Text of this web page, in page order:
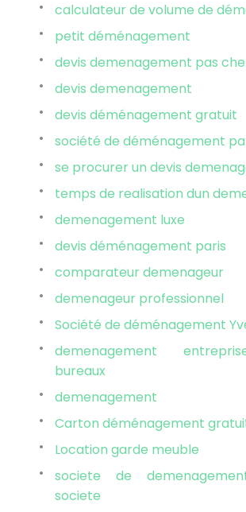
calculateur de volume de
petit déménagement
devis demenagement pas
devis demenagement
devis déménagement gratuit
société de déménagement
se procurer un devis
temps de realisation dun
demenagement luxe
devis déménagement paris
comparateur demenageur
demenageur professionnel
Société de déménagement
demenagement
bureaux
demenagement
Carton déménagement
Location garde meuble
societe de
societe